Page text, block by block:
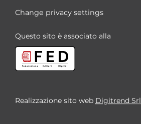
Change privacy settings
Questo sito è associato alla
Realizzazione sito web Digitrend Srl